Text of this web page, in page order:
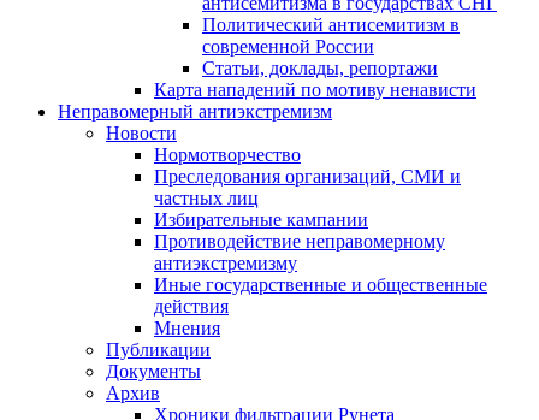
Политический антисемитизм в
современной России
Статьи, доклады, репортажи
Карта нападений по мотиву ненависти
Неправомерный антиэкстремизм
Новости
Нормотворчество
Преследования организаций, СМИ и
частных лиц
Избирательные кампании
Противодействие неправомерному
антиэкстремизму
Иные государственные и общественные
действия
Мнения
Публикации
Документы
Архив
Хроники фильтрации Рунета